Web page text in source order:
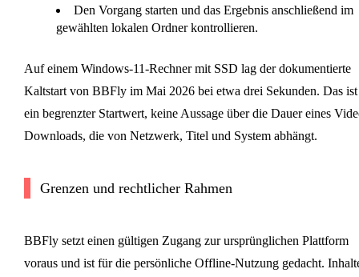
Den Vorgang starten und das Ergebnis anschließend im
gewählten lokalen Ordner kontrollieren.
Auf einem Windows-11-Rechner mit SSD lag der dokumentierte
Kaltstart von BBFly im Mai 2026 bei etwa drei Sekunden. Das ist
ein begrenzter Startwert, keine Aussage über die Dauer eines
Downloads, die von Netzwerk, Titel und System abhängt.
Grenzen und rechtlicher Rahmen
BBFly setzt einen gültigen Zugang zur ursprünglichen Plattform
voraus und ist für die persönliche Offline-Nutzung gedacht.